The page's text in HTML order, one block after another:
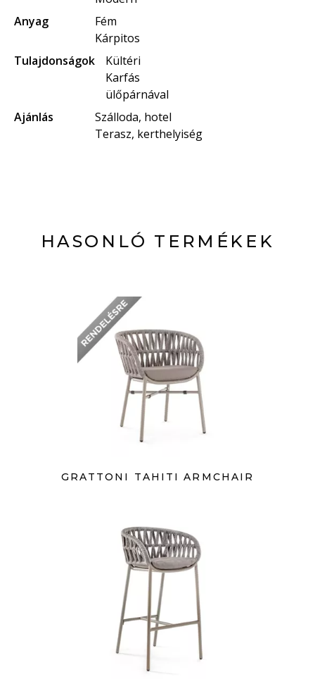
Anyag
Fém
Kárpitos
Tulajdonságok
Kültéri
Karfás
ülőpárnával
Ajánlás
Szálloda, hotel
Terasz, kerthelyiség
HASONLÓ TERMÉKEK
GRATTONI TAHITI ARMCHAIR